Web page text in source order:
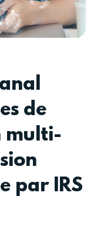
de
multi-
par IRS